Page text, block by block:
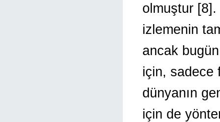
olmuştur
izlemenin
ancak
için, sadece
dünyanın
için de